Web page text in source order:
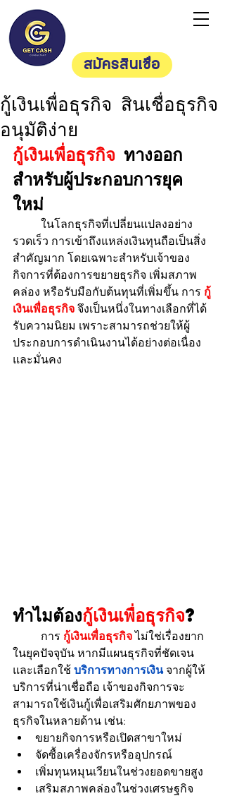
สมัครสินเชื่อ
กู้เงินเพื่อธุรกิจ สินเชื่อธุรกิจ
อนุมัติง่าย
กู้เงินเพื่อธุรกิจ ทางออก
สำหรับผู้ประกอบการยุค
ใหม่
รวดเร็ว การเข้าถึงแหล่งเงินทุนถือเป็นสิ่ง
สำคัญมาก โดยเฉพาะสำหรับเจ้าของ
กิจการที่ต้องการขยายธุรกิจ เพิ่มสภาพ
คล่อง หรือรับมือกับต้นทุนที่เพิ่มขึ้น การ กู้
เงินเพื่อธุรกิจ จึงเป็นหนึ่งในทางเลือกที่ได้
รับความนิยม เพราะสามารถช่วยให้ผู้
ประกอบการดำเนินงานได้อย่างต่อเนื่อง
และมั่นคง
ทำไมต้องกู้เงินเพื่อธุรกิจ?
	การ
กู้เงินเพื่อธุรกิจ ไม่ใช่เรื่องยาก
ในยุคปัจจุบัน หากมีแผนธุรกิจที่ชัดเจน
และเลือกใช้ บริการทางการเงิน จากผู้ให้
บริการที่น่าเชื่อถือ เจ้าของกิจการจะ
สามารถใช้เงินกู้เพื่อเสริมศักยภาพของ
ธุรกิจในหลายด้าน เช่น:
ขยายกิจการหรือเปิดสาขาใหม่
จัดซื้อเครื่องจักรหรืออุปกรณ์
เพิ่มทุนหมุนเวียนในช่วงยอดขายสูง
เสริมสภาพคล่องในช่วงเศรษฐกิจ